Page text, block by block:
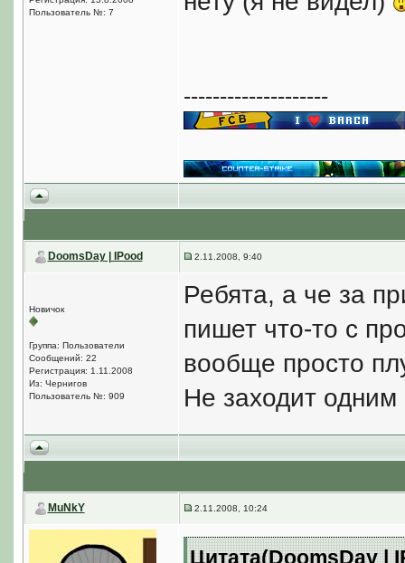
Пользователь №: 7
--------------------
DoomsDay | IPood 2.11.2008, 9:40
Новичок
Группа: Пользователи
Сообщений: 22
Регистрация: 1.11.2008
Из: Чернигов
Пользователь №: 909
Ребята, а че за
пишет что-то с
вообще просто
Не заходит
MuNkY 2.11.2008, 10:24
Цитата(DoomsDay |